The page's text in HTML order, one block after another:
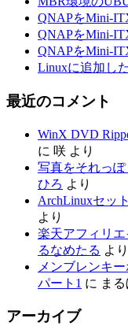
QNAPをMini-
QNAPをMini-
QNAPをMini-
Linuxに追加し
最近のコメント
WinX DVD
に 咲 より
写真をそれっ
ひろ より
ArchLinuxセッ
より
楽天アフィリ
るなめたる より
メンブレンキ
パート1 に ま
アーカイブ